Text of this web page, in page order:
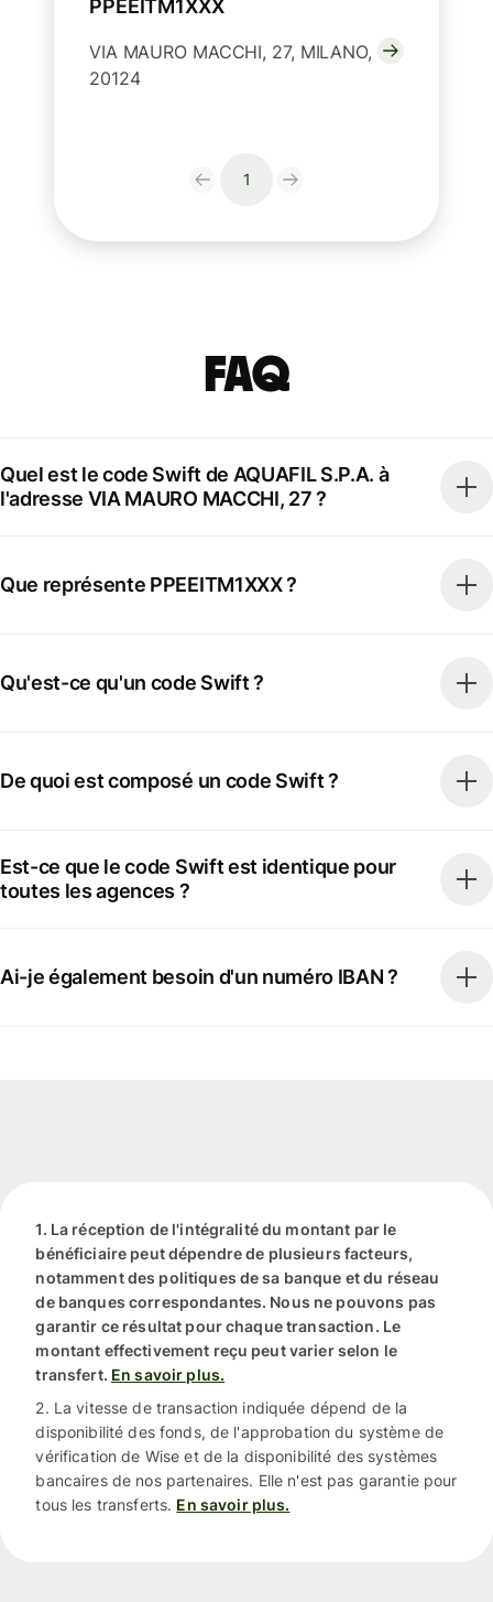
PPEEITM1XXX
VIA MAURO MACCHI, 27, MILANO,
20124
1
FAQ
Quel est le code Swift de AQUAFIL S.P.A. à
l'adresse VIA MAURO MACCHI, 27 ?
Que représente PPEEITM1XXX ?
Qu'est-ce qu'un code Swift ?
De quoi est composé un code Swift ?
Est-ce que le code Swift est identique pour
toutes les agences ?
Ai-je également besoin d'un numéro IBAN ?
1. La réception de l'intégralité du montant par le
bénéficiaire peut dépendre de plusieurs facteurs,
notamment des politiques de sa banque et du réseau
de banques correspondantes. Nous ne pouvons pas
garantir ce résultat pour chaque transaction. Le
montant effectivement reçu peut varier selon le
transfert. En savoir plus.
2. La vitesse de transaction indiquée dépend de la
disponibilité des fonds, de l'approbation du système de
vérification de Wise et de la disponibilité des systèmes
bancaires de nos partenaires. Elle n'est pas garantie pour
tous les transferts. En savoir plus.